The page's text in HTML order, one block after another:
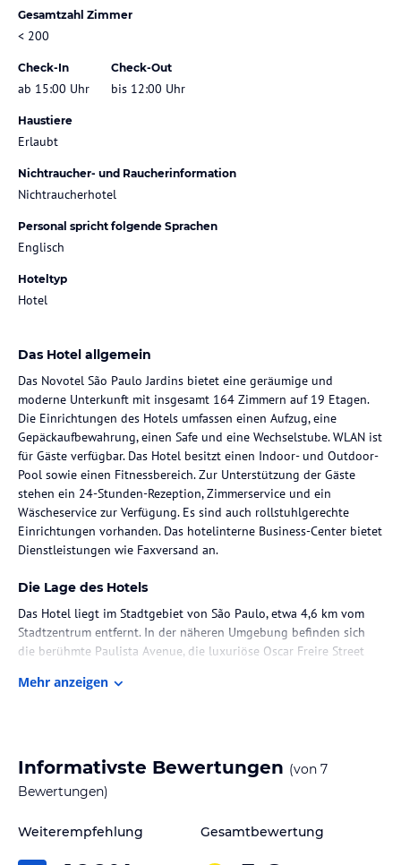
Gesamtzahl Zimmer
< 200
Check-In
ab 15:00 Uhr
Check-Out
bis 12:00 Uhr
Haustiere
Erlaubt
Nichtraucher- und Raucherinformation
Nichtraucherhotel
Personal spricht folgende Sprachen
Englisch
Hoteltyp
Hotel
Das Hotel allgemein
Das Novotel São Paulo Jardins bietet eine geräumige und
moderne Unterkunft mit insgesamt 164 Zimmern auf 19 Etagen.
Die Einrichtungen des Hotels umfassen einen Aufzug, eine
Gepäckaufbewahrung, einen Safe und eine Wechselstube. WLAN ist
für Gäste verfügbar. Das Hotel besitzt einen Indoor- und Outdoor-
Pool sowie einen Fitnessbereich. Zur Unterstützung der Gäste
stehen ein 24-Stunden-Rezeption, Zimmerservice und ein
Wäscheservice zur Verfügung. Es sind auch rollstuhlgerechte
Einrichtungen vorhanden. Das hotelinterne Business-Center bietet
Dienstleistungen wie Faxversand an.
Die Lage des Hotels
Das Hotel liegt im Stadtgebiet von São Paulo, etwa 4,6 km vom
Stadtzentrum entfernt. In der näheren Umgebung befinden sich
die berühmte Paulista Avenue, die luxuriöse Oscar Freire Street
öffentliche Verkehrsmittel ist gegeben, Trianon Station ist weniger
International Airport ist in einer Entfernung von 35 km zu
erreichen.
Mehr anzeigen
Informativste Bewertungen (von 7
Bewertungen)
Weiterempfehlung Gesamtbewertung